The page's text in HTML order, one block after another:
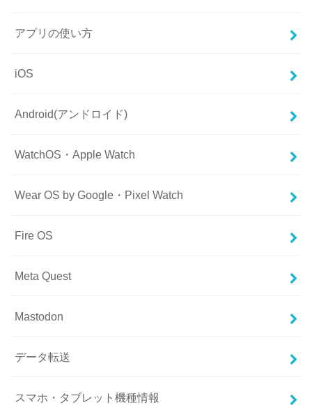
アプリの使い方
iOS
Android(アンドロイド)
WatchOS・Apple Watch
Wear OS by Google・Pixel Watch
Fire OS
Meta Quest
Mastodon
データ転送
スマホ・タブレット機種情報